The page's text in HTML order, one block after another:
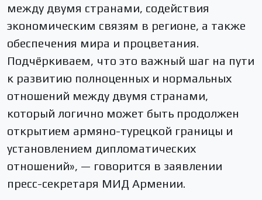
между двумя странами, содействия
экономическим связям в регионе, а также
обеспечения мира и процветания.
Подчёркиваем, что это важный шаг на пути
к развитию полноценных и нормальных
отношений между двумя странами,
который логично может быть продолжен
открытием армяно-турецкой границы и
установлением дипломатических
отношений», — говорится в заявлении
пресс-секретаря МИД Армении.